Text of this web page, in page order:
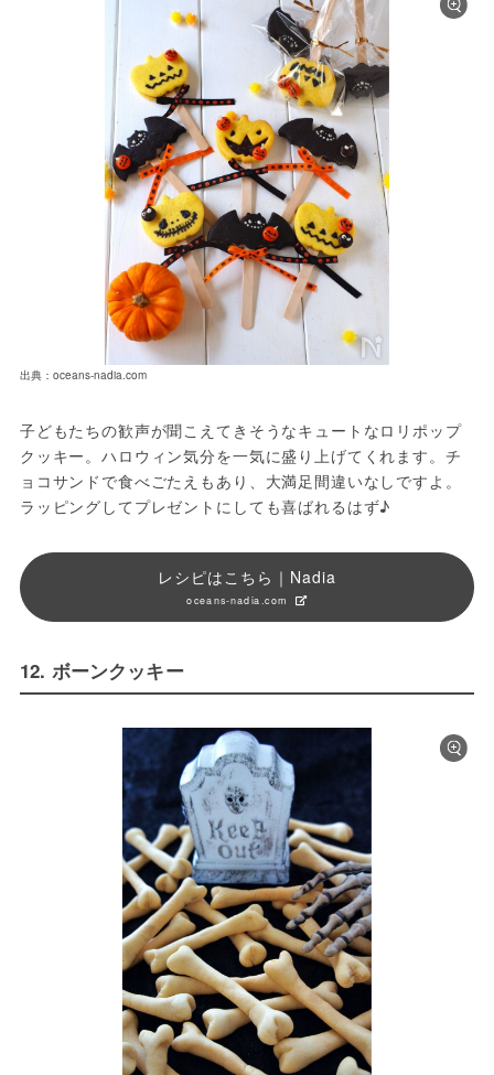
出典：oceans-nadia.com
子どもたちの歓声が聞こえてきそうなキュートなロリポップ
クッキー。ハロウィン気分を一気に盛り上げてくれます。チ
ョコサンドで食べごたえもあり、大満足間違いなしですよ。
ラッピングしてプレゼントにしても喜ばれるはず♪
レシピはこちら｜Nadia
oceans-nadia.com
12. ボーンクッキー